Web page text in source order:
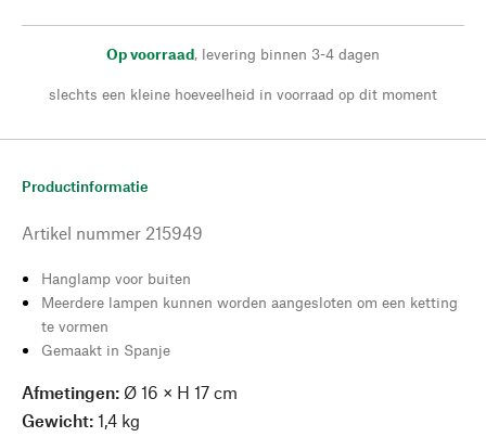
Op voorraad, levering binnen 3-4 dagen
slechts een kleine hoeveelheid in voorraad op dit moment
Productinformatie
Artikel nummer 215949
Hanglamp voor buiten
Meerdere lampen kunnen worden aangesloten om een ketting
te vormen
Gemaakt in Spanje
Afmetingen: Ø 16 × H 17 cm
Gewicht: 1,4 kg